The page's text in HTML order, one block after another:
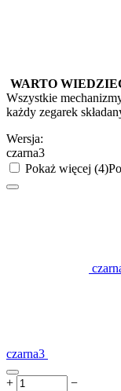
WARTO
Wszystkie
każdy zegarek
Wersja:
czarna3
Pokaż więcej (4)
czarna3
+ −